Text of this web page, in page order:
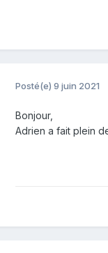
Posté(e) 9 juin 2021
Bonjour,
Adrien a fait plein